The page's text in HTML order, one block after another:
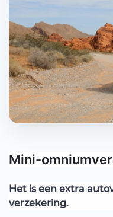
Mini-
Het is een extra
verzekering.